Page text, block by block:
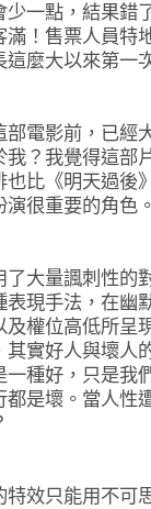
少一點，結果錯
滿！售票人員特
這麼大以來第一
部電影前，已經
我？我覺得這部
也比《明天過後
演很重要的角色。
了大量諷刺性的
表現手法，在幽
及權位高低所呈
其實好人與壞人
一種好，只是我
都是壞。當人性
特效只能用不可